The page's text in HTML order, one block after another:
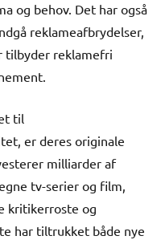
og behov. Det har også
reklameafbrydelser,
tilbyder reklamefri
til
er deres originale
milliarder af
tv-serier og film,
kritikerroste og
har tiltrukket både nye